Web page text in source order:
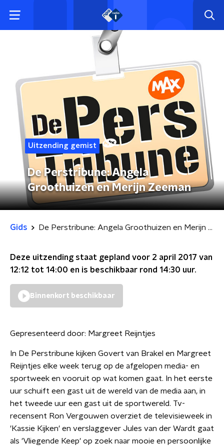
Uitzending gemist
De Perstribune: Angela
Groothuizen en Merijn Zeeman
Gids De Perstribune: Angela Groothuizen en Merijn Zeeman
Deze uitzending staat gepland voor 2 april 2017 van
12:12 tot 14:00 en is beschikbaar rond 14:30 uur.
Binnenkort beschikbaar
Gepresenteerd door: Margreet Reijntjes
In De Perstribune kijken Govert van Brakel en Margreet
Reijntjes elke week terug op de afgelopen media- en
sportweek en vooruit op wat komen gaat. In het eerste
uur schuift een gast uit de wereld van de media aan, in
het tweede uur een gast uit de sportwereld. Tv-
recensent Ron Vergouwen overziet de televisieweek in
'Kassie Kijken' en verslaggever Jules van der Wardt gaat
als 'Vliegende Keep' op zoek naar mooie en persoonlijke